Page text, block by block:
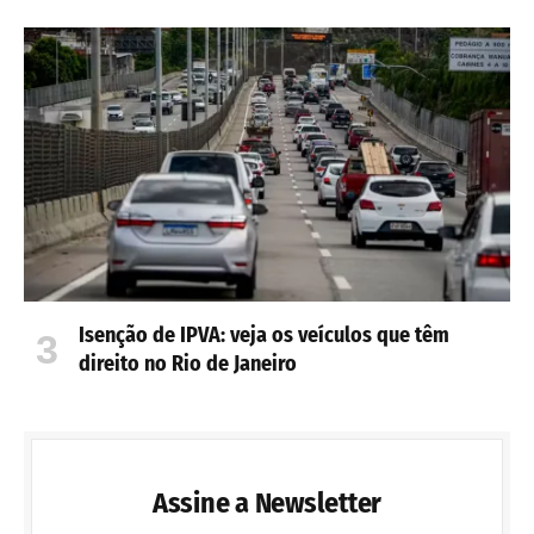
Isenção de IPVA: veja os veículos que têm
direito no Rio de Janeiro
Assine a Newsletter